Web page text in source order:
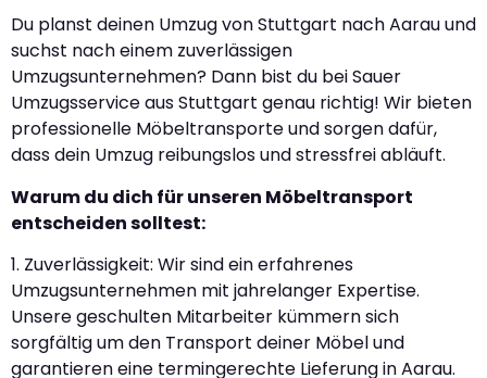
Du planst deinen Umzug von Stuttgart nach Aarau und
suchst nach einem zuverlässigen
Umzugsunternehmen? Dann bist du bei Sauer
Umzugsservice aus Stuttgart genau richtig! Wir bieten
professionelle Möbeltransporte und sorgen dafür,
dass dein Umzug reibungslos und stressfrei abläuft.
Warum du dich für unseren Möbeltransport
entscheiden solltest:
1. Zuverlässigkeit: Wir sind ein erfahrenes
Umzugsunternehmen mit jahrelanger Expertise.
Unsere geschulten Mitarbeiter kümmern sich
sorgfältig um den Transport deiner Möbel und
garantieren eine termingerechte Lieferung in Aarau.